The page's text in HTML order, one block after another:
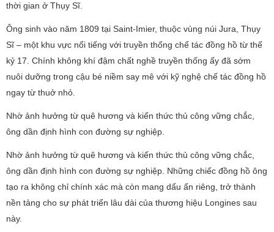
thời gian ở Thụy Sĩ.
Ông sinh vào năm 1809 tại Saint-Imier, thuộc vùng núi Jura, Thụy
Sĩ – một khu vực nổi tiếng với truyền thống chế tác đồng hồ từ thế
kỷ 17. Chính không khí đậm chất nghề truyền thống ấy đã sớm
nuôi dưỡng trong cậu bé niềm say mê với kỹ nghệ chế tác đồng hồ
ngay từ thuở nhỏ.
Nhờ ảnh hưởng từ quê hương và kiến thức thủ công vững chắc,
ông dần định hình con đường sự nghiệp.
Nhờ ảnh hưởng từ quê hương và kiến thức thủ công vững chắc,
ông dần định hình con đường sự nghiệp. Những chiếc đồng hồ ông
tạo ra không chỉ chính xác mà còn mang dấu ấn riêng, trở thành
nền tảng cho sự phát triển lâu dài của thương hiệu Longines sau
này.